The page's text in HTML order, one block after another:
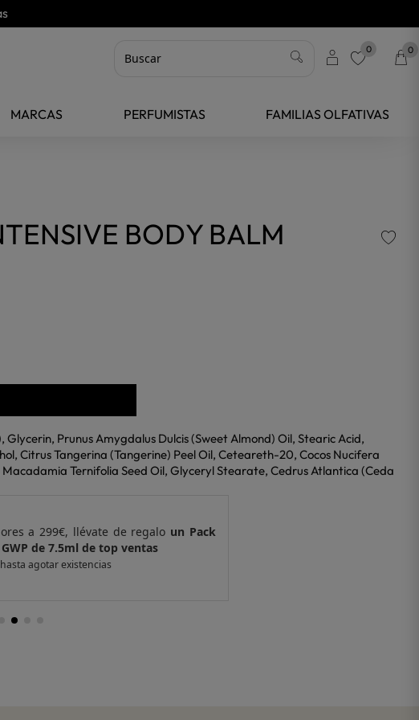
0 0
MARCAS PERFUMISTAS FAMILIAS OLFATIVAS
BODY BALM
Prunus Amygdalus Dulcis (Sweet Almond) Oil, Stearic Acid,
Citrus Tangerina (Tangerine) Peel Oil, Ceteareth-20, Cocos Nucifera
Macadamia Ternifolia Seed Oil, Glyceryl Stearate, Cedrus Atlantica (Ceda
a 420€, llévate de regalo un Pack
de top ventas
agotar existencias